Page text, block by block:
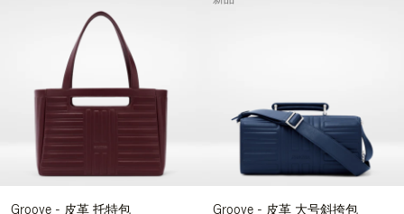
Groove - 皮革 托特包 Groove - 皮革 大号斜挎包